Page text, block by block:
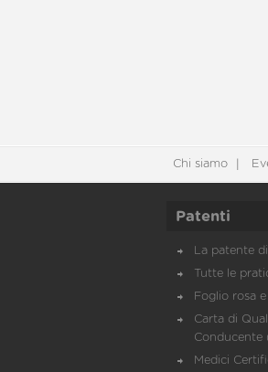
Chi siamo
Patenti
La patente
Tutte le
Foglio rosa e
Carta di
Conducente
Medici